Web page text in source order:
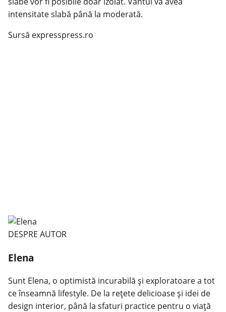
intensitate slabă până la moderată.
Sursă expresspress.ro
DESPRE AUTOR
Elena
Sunt Elena, o optimistă incurabilă și exploratoare a tot
ce înseamnă lifestyle. De la rețete delicioase și idei de
design interior, până la sfaturi practice pentru o viață